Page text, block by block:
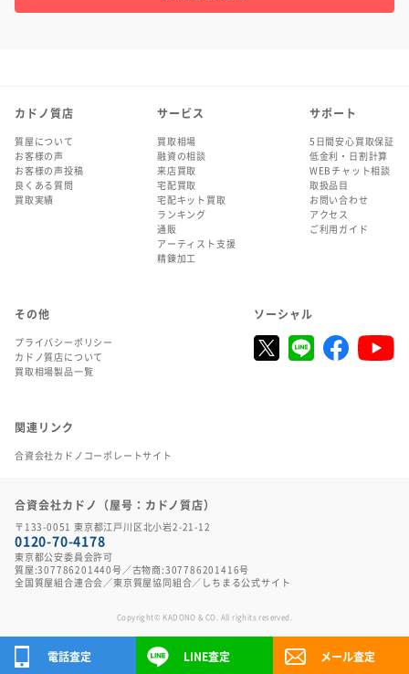
カドノ質店
質屋について
お客様の声
お客様の声投稿
良くある質問
買取実績
サービス
買取相場
融資の相談
来店買取
宅配買取
宅配キット買取
ランキング
通販
アーティスト支援
精錬加工
サポート
5日間安心買取保証
低金利・日割計算
WEBチャット相談
取扱品目
お問い合わせ
アクセス
ご利用ガイド
その他
プライバシーポリシー
カドノ質店について
買取相場製品一覧
ソーシャル
関連リンク
合資会社カドノコーポレートサイト
合資会社カドノ（屋号：カドノ質店）
〒133-0051 東京都江戸川区北小岩2-21-12
0120-70-4178
東京都公安委員会許可
質屋:307786201440号／古物商:307786201416号
全国質屋組合連合会 ／東京質屋協同組合 ／ しちまる公式サイト
Copyright© KADONO & CO. All righits reserved.
電話査定 LINE査定 メール査定